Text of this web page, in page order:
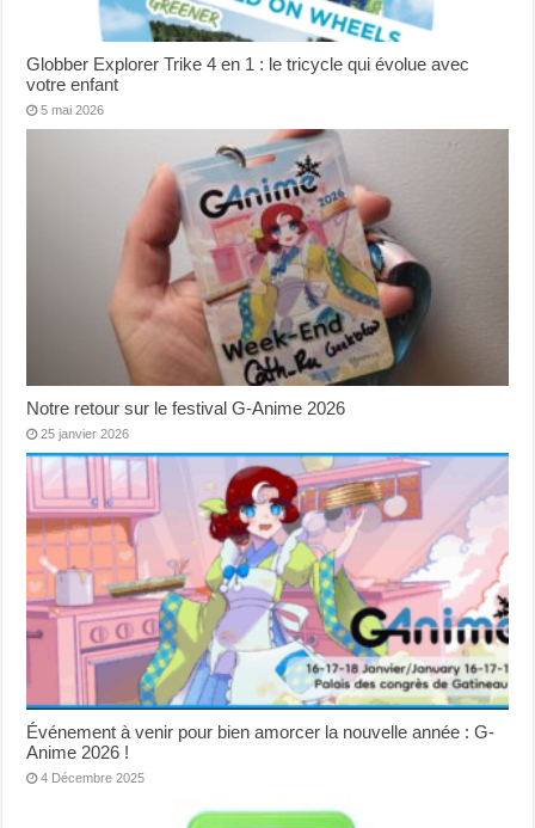
Globber Explorer Trike 4 en 1 : le tricycle qui évolue avec
votre enfant
5 mai 2026
Notre retour sur le festival G-Anime 2026
25 janvier 2026
Événement à venir pour bien amorcer la nouvelle année : G-
Anime 2026 !
4 Décembre 2025